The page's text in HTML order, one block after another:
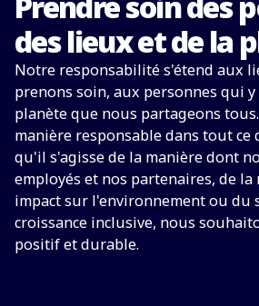
des lieux et de la
Notre responsabilité s'étend aux
prenons soin, aux personnes qui
planète que nous partageons
manière responsable dans tout ce
qu'il s'agisse de la manière dont
employés et nos partenaires, de
impact sur l'environnement ou du
croissance inclusive, nous
positif et durable.